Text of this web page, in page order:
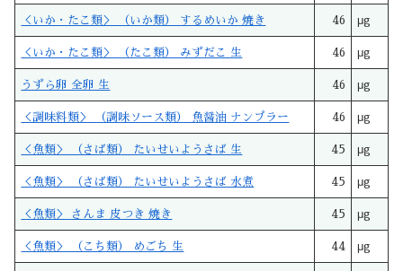
＜いか・たこ類＞ （いか類） するめいか 焼き 46 μg
＜いか・たこ類＞ （たこ類） みずだこ 生 46 μg
うずら卵 全卵 生 46 μg
＜調味料類＞ （調味ソース類） 魚醤油 ナンプラー 46 μg
＜魚類＞ （さば類） たいせいようさば 生 45 μg
＜魚類＞ （さば類） たいせいようさば 水煮 45 μg
＜魚類＞ さんま 皮つき 焼き 45 μg
＜魚類＞ （こち類） めごち 生 44 μg